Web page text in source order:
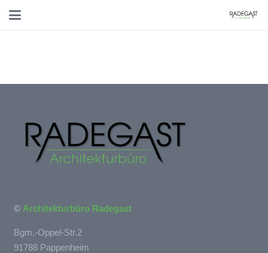
© Architekturbüro Radegast
Bgm.-Oppel-Str.2
91788 Pappenheim